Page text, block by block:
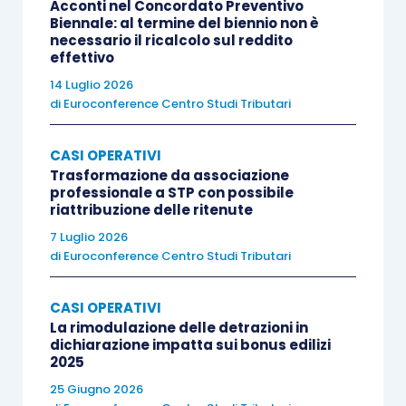
dallacircolare 42/E/2016. Innanzitutto (aspetto
importante) è confermato che un
versamento di Iva periodico è ravvedibile
sensi dell’articolo 13 del D.Lgs. 472/1997
annuale in compensazione F24 orizzontale
(quindi nel rispetto dei vincoli e dei consueti
successivo a quello di maturazione
premesso l’Agenzia elenca le seguenti regole a
seconda del momento in cui avviene la
compensazionefra debito periodico violato e
credito Iva annuale maturato successivamente:
Acconti nel Concordato Preventivo
Biennale: al termine del biennio non è
necessario il ricalcolo sul reddito
effettivo
14 Luglio 2026
di Euroconference Centro Studi Tributari
CASI OPERATIVI
Trasformazione da associazione
professionale a STP con possibile
riattribuzione delle ritenute
7 Luglio 2026
di Euroconference Centro Studi Tributari
CASI OPERATIVI
La rimodulazione delle detrazioni in
dichiarazione impatta sui bonus edilizi
2025
25 Giugno 2026